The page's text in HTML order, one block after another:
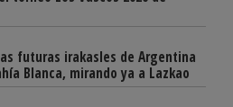
futuras irakasles de Argentina
Blanca, mirando ya a Lazkao